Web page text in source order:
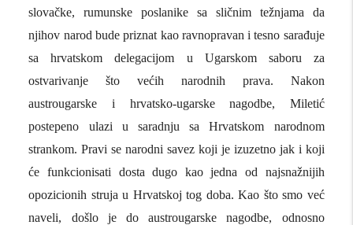
slovačke, rumunske poslanike sa sličnim težnjama da
njihov narod bude priznat kao ravnopravan i tesno sarađuje
sa hrvatskom delegacijom u Ugarskom saboru za
ostvarivanje što većih narodnih prava. Nakon
austrougarske i hrvatsko-ugarske nagodbe, Miletić
postepeno ulazi u saradnju sa Hrvatskom narodnom
strankom. Pravi se narodni savez koji je izuzetno jak i koji
će funkcionisati dosta dugo kao jedna od najsnažnijih
opozicionih struja u Hrvatskoj tog doba. Kao što smo već
naveli, došlo je do austrougarske nagodbe, odnosno